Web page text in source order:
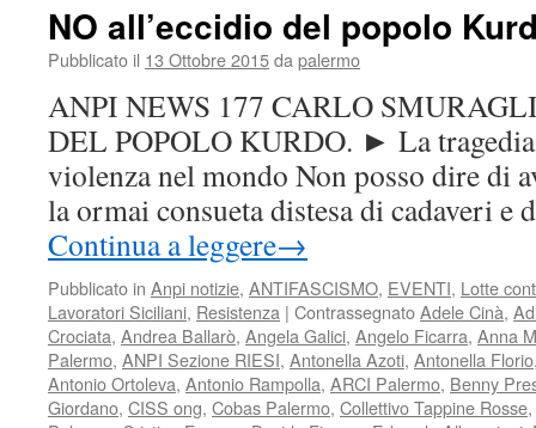
NO all’eccidio del popolo
Pubblicato il 13 Ottobre 2015da palermo
ANPI NEWS 177 CARLO
DEL POPOLO KURDO. ► La
violenza nel mondo Non posso dire di
la ormai consueta distesa di cadaveri
Continua a leggere→
Pubblicato in Anpi notizie, ANTIFASCISMO, EVENTI, Lotte
Lavoratori Siciliani, Resistenza | ContrassegnatoAdele Cinà,
Crociata, Andrea Ballarò, Angela Galici, Angelo Ficarra, Anna
Palermo, ANPI Sezione RIESI, Antonella Azoti, Antonella Florio
Antonio Ortoleva, Antonio Rampolla, ARCI Palermo, Benny
Giordano, CISS ong, Cobas Palermo, Collettivo Tappine Rosse,